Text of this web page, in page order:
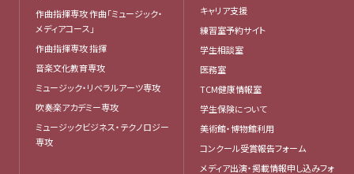
作曲指揮専攻 作曲「ミュージック・
メディアコース」
作曲指揮専攻 指揮
音楽文化教育専攻
ミュージック・リベラルアーツ専攻
吹奏楽アカデミー専攻
ミュージックビジネス・テクノロジー
専攻
キャリア支援
練習室予約サイト
学生相談室
医務室
TCM健康情報室
学生保険について
美術館・博物館利用
コンクール受賞報告フォーム
メディア出演・掲載情報申し込みフォ